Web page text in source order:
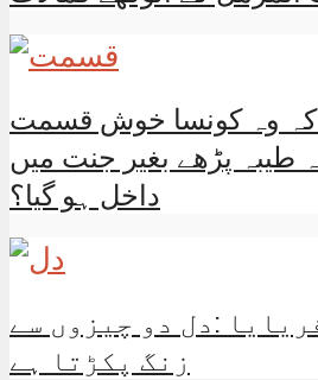
کہ وہ کونسا خوش قسمت
طیبہ پڑھے بغیر جنت میں
داخل ہو گیا؟
:دل دو چیزوں سے
زنگ پکڑتا ہے